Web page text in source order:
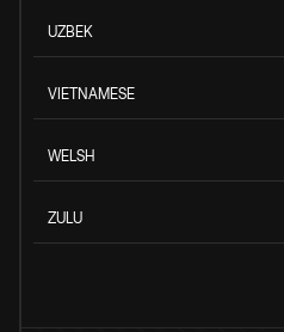
UZBEK
VIETNAMESE
WELSH
ZULU